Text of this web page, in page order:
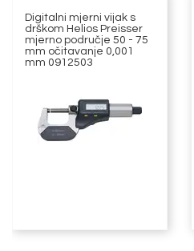
Digitalni mjerni vijak s
drškom Helios Preisser
mjerno područje 50 - 75
mm očitavanje 0,001
mm 0912503